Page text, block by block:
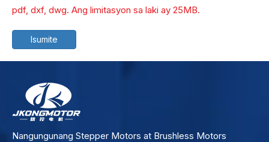
pdf, dxf, dwg. Ang limitasyon sa laki ay 25MB.
Isumite
Nangungunang Stepper Motors at Brushless Motors